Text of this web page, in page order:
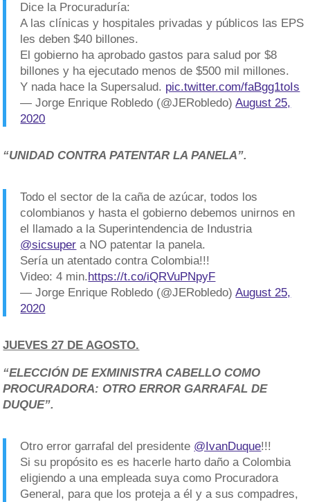
Dice la Procuraduría:
A las clínicas y hospitales privadas y públicos las EPS
les deben $40 billones.
El gobierno ha aprobado gastos para salud por $8
billones y ha ejecutado menos de $500 mil millones.
Y nada hace la Supersalud. pic.twitter.com/faBgg1toIs
— Jorge Enrique Robledo (@JERobledo)August 25,
2020
“UNIDAD CONTRA PATENTAR LA PANELA”.
Todo el sector de la caña de azúcar, todos los
colombianos y hasta el gobierno debemos unirnos en
el llamado a la Superintendencia de Industria
@sicsuper a NO patentar la panela.
Sería un atentado contra Colombia!!!
Video: 4 min.https://t.co/iQRVuPNpyF
— Jorge Enrique Robledo (@JERobledo)August 25,
2020
JUEVES 27 DE AGOSTO.
“ELECCIÓN DE EXMINISTRA CABELLO COMO
PROCURADORA: OTRO ERROR GARRAFAL DE
DUQUE”.
Otro error garrafal del presidente @IvanDuque!!!
Si su propósito es es hacerle harto daño a Colombia
eligiendo a una empleada suya como Procuradora
General, para que los proteja a él y a sus compadres,